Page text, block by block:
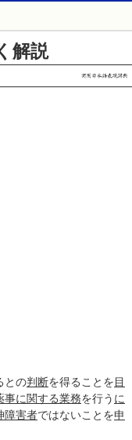
解説
との判断を得ることを目
事に関する業務を行う に
障害者ではないことを申